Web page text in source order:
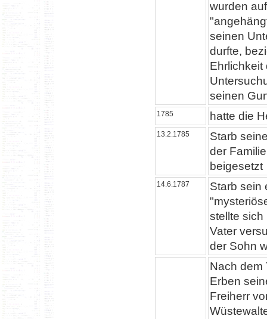
wurden
seinen
durfte,
Ehrlichkeit
seinen
1785 hatte die
13.2.1785
Starb
der
beigesetzt
14.6.1787
Starb sein
stellte sich
Vater
der Sohn
Nach dem
Erben
Freiherr